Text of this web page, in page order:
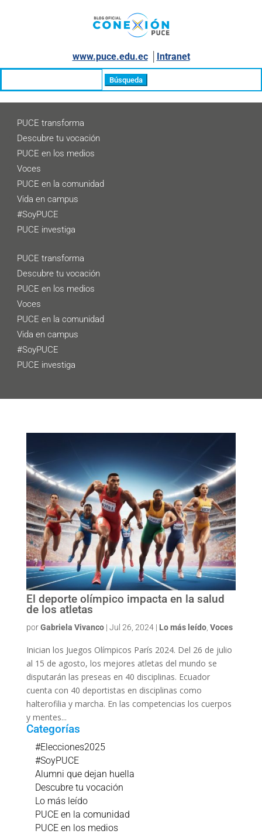
www.puce.edu.ec│ Intranet
PUCE transforma
Descubre tu vocación
PUCE en los medios
Voces
PUCE en la comunidad
Vida en campus
#SoyPUCE
PUCE investiga
PUCE transforma
Descubre tu vocación
PUCE en los medios
Voces
PUCE en la comunidad
Vida en campus
#SoyPUCE
PUCE investiga
El deporte olímpico impacta en la salud
de los atletas
porGabriela Vivanco| Jul 26, 2024| Lo más leído, Voces
Inician los Juegos Olímpicos París 2024. Del 26 de julio
al 15 de agosto, los mejores atletas del mundo se
disputarán las preseas en 40 disciplinas. Ecuador
cuenta con 40 deportistas en disciplinas como
halterofilia y marcha. En las competencias los cuerpos
y mentes...
Categorías
#Elecciones2025
#SoyPUCE
Alumni que dejan huella
Descubre tu vocación
Lo más leído
PUCE en la comunidad
PUCE en los medios